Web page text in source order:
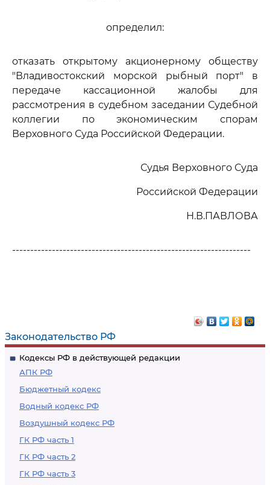
Законодательство РФ
Кодексы РФ в действующей редакции
АПК РФ
Бюджетный кодекс
Водный кодекс РФ
Воздушный кодекс РФ
ГК РФ часть 1
ГК РФ часть 2
ГК РФ часть 3
определил:
отказать открытому акционерному обществу
"Владивостокский морской рыбный порт" в
передаче кассационной жалобы для
рассмотрения в судебном заседании Судебной
коллегии по экономическим спорам
Верховного Суда Российской Федерации.
Судья Верховного Суда
Российской Федерации
Н.В.ПАВЛОВА
------------------------------------------------------------------